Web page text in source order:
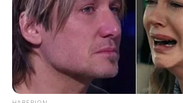
Serem! 9 Chat Ojek Online &
Pelanggan Ini Bikin Auto
Merinding